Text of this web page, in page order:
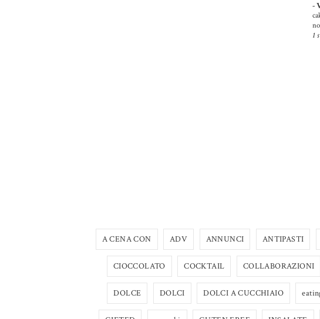
-
1
A CENA CON ADV ANNUNCI ANTIPASTI
CIOCCOLATO COCKTAIL COLLABORAZIONI
DOLCE DOLCI DOLCI A CUCCHIAIO